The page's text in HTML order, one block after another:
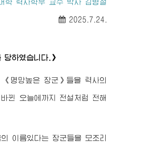
학 력사학부 교수 박사 김병철
2025.7.24.
하였습니다.》
명망높은 장군 》들을 력사의
뀐 오늘에까지 전설처럼 전해
이름있다는 장군들을 모조리